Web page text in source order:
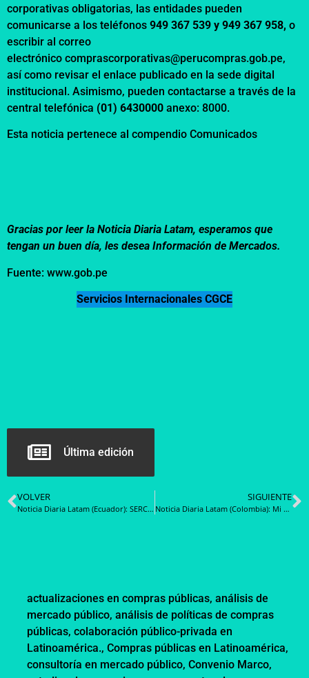
corporativas obligatorias, las entidades pueden
comunicarse a los teléfonos 949 367 539 y 949 367 958, o
escribir al correo
electrónico comprascorporativas@perucompras.gob.pe,
así como revisar el enlace publicado en la sede digital
institucional. Asimismo, pueden contactarse a través de la
central telefónica (01) 6430000 anexo: 8000.
Esta noticia pertenece al compendio Comunicados
Gracias por leer la Noticia Diaria Latam, esperamos que
tengan un buen día, les desea Información de Mercados.
Fuente: www.gob.pe
Servicios Internacionales CGCE
Última edición
VOLVER
Noticia Diaria Latam (Ecuador): SERCOP insta a las entidades contratantes a vigilar el buen uso de los recursos públicos
SIGUIENTE
Noticia Diaria Latam (Colombia): Mi Mercado popular, una plataforma que permite acceder al sistema de compras públicas
actualizaciones en compras públicas, análisis de
mercado público, análisis de políticas de compras
públicas, colaboración público-privada en
Latinoamérica., Compras públicas en Latinoamérica,
consultoría en mercado público, Convenio Marco,